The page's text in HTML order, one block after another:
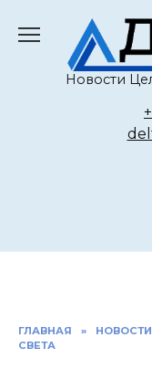
содержанию
Новости
ГЛАВНАЯ »
СВЕТА